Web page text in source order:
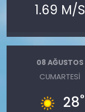
1.69 M/S
08 AĞUSTOS
CUMARTESI
28°